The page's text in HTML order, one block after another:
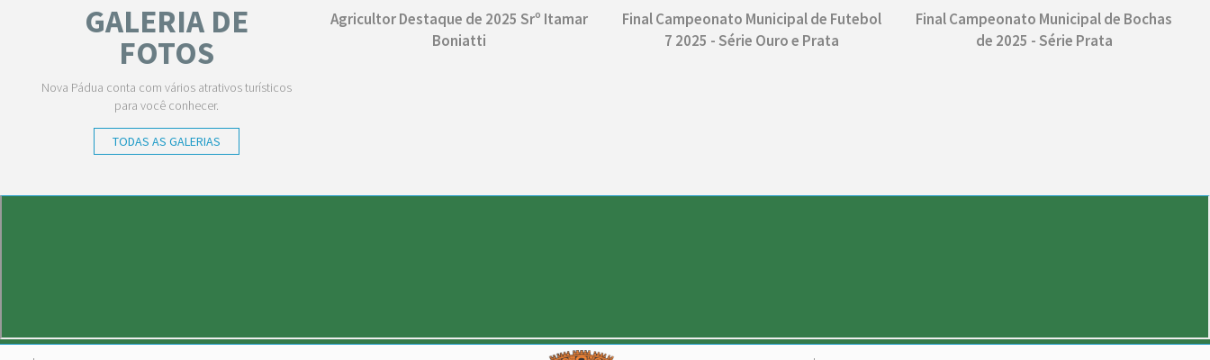
GALERIA DE
FOTOS
Nova Pádua conta com vários atrativos turísticos
para você conhecer.
TODAS AS GALERIAS
Agricultor Destaque de 2025 Srº Itamar
Boniatti
Final Campeonato Municipal de Futebol
7 2025 - Série Ouro e Prata
Final Campeonato Municipal de Bochas
de 2025 - Série Prata